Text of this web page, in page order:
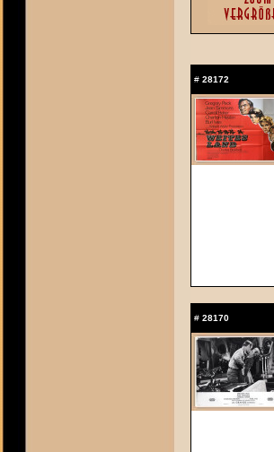
# 28172
# 28170